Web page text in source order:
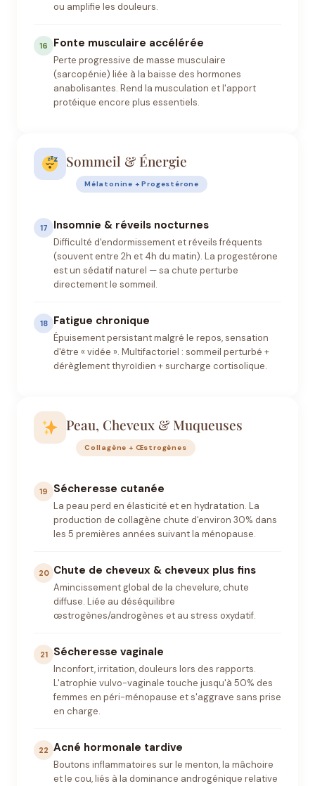
ou amplifie les douleurs.
16 Fonte musculaire accélérée
Perte progressive de masse musculaire
(sarcopénie) liée à la baisse des hormones
anabolisantes. Rend la musculation et l'apport
protéique encore plus essentiels.
Sommeil & Énergie
Mélatonine + Progestérone
17 Insomnie & réveils nocturnes
Difficulté d'endormissement et réveils fréquents
(souvent entre 2h et 4h du matin). La progestérone
est un sédatif naturel — sa chute perturbe
directement le sommeil.
18 Fatigue chronique
Épuisement persistant malgré le repos, sensation
d'être « vidée ». Multifactoriel : sommeil perturbé +
dérèglement thyroïdien + surcharge cortisolique.
Peau, Cheveux & Muqueuses
Collagène + Œstrogènes
19 Sécheresse cutanée
La peau perd en élasticité et en hydratation. La
production de collagène chute d'environ 30% dans
les 5 premières années suivant la ménopause.
20 Chute de cheveux & cheveux plus fins
Amincissement global de la chevelure, chute
diffuse. Liée au déséquilibre
œstrogènes/androgènes et au stress oxydatif.
21 Sécheresse vaginale
Inconfort, irritation, douleurs lors des rapports.
L'atrophie vulvo-vaginale touche jusqu'à 50% des
femmes en péri-ménopause et s'aggrave sans prise
en charge.
22 Acné hormonale tardive
Boutons inflammatoires sur le menton, la mâchoire
et le cou, liés à la dominance androgénique relative